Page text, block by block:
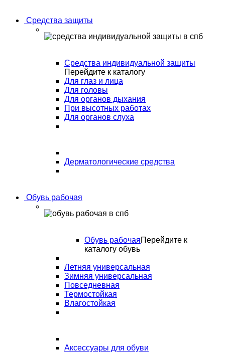
Средства защиты
Средства индивидуальной защиты
Перейдите к каталогу
Для глаз и лица
Для головы
Для органов дыхания
При высотных работах
Для органов слуха
Дерматологические средства
Обувь рабочая
Обувь рабочаяПерейдите к
каталогу обувь
Летняя универсальная
Зимняя универсальная
Повседневная
Термостойкая
Влагостойкая
Аксессуары для обуви